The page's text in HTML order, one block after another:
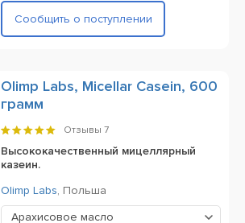
Сообщить о поступлении
Olimp Labs, Micellar Casein, 600
грамм
Отзывы 7
Высококачественный мицеллярный
казеин.
Olimp Labs, Польша
Арахисовое масло